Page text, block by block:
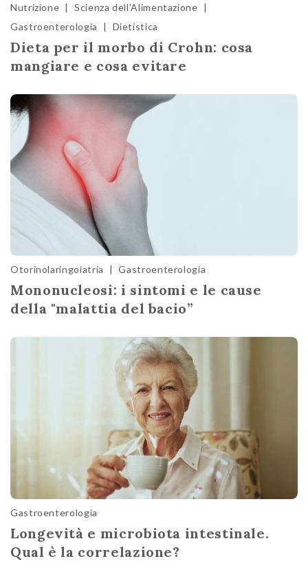
Nutrizione | Scienza dell'Alimentazione |
Gastroenterologia
| Dietistica
Dieta per il morbo di Crohn: cosa
mangiare e cosa evitare
Otorinolaringoiatria | Gastroenterologia
Mononucleosi: i sintomi e le cause
della "malattia del bacio”
Gastroenterologia
Longevità e microbiota intestinale.
Qual è la correlazione?